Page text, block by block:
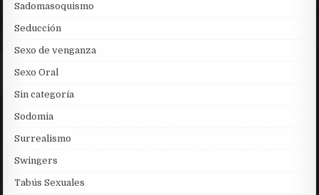
Sadomasoquismo
Seducción
Sexo de venganza
Sexo Oral
Sin categoría
Sodomia
Surrealismo
Swingers
Tabús Sexuales